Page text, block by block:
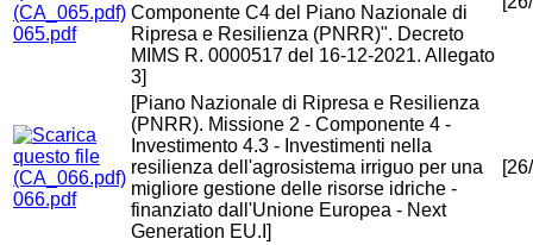
065.pdf
Componente C4 del Piano Nazionale di
Ripresa e Resilienza (PNRR)". Decreto
MIMS R. 0000517 del 16-12-2021. Allegato
3]
066.pdf
[Piano Nazionale di Ripresa e Resilienza
(PNRR). Missione 2 - Componente 4 -
Investimento 4.3 - Investimenti nella
resilienza dell'agrosistema irriguo per una
migliore gestione delle risorse idriche -
finanziato dall'Unione Europea - Next
Generation EU.I]